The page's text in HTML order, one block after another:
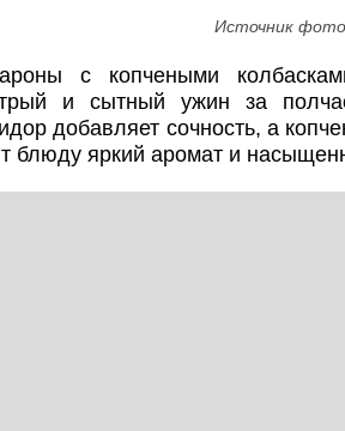
Источник
с копчеными
и сытный ужин за
добавляет сочность, а
блюду яркий аромат и